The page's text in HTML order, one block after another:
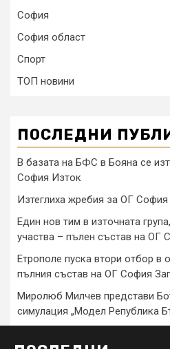
София
София област
Спорт
ТОП новини
ПОСЛЕДНИ
В базата на БФС в Бояна се
София Изток
Изтеглиха жребия за ОГ
Един нов тим в източната
участва – пълен състав на ОГ
Етрополе пуска втори отбор в
пълния състав на ОГ София
Миролюб Милчев представи
симулация „Модел Република